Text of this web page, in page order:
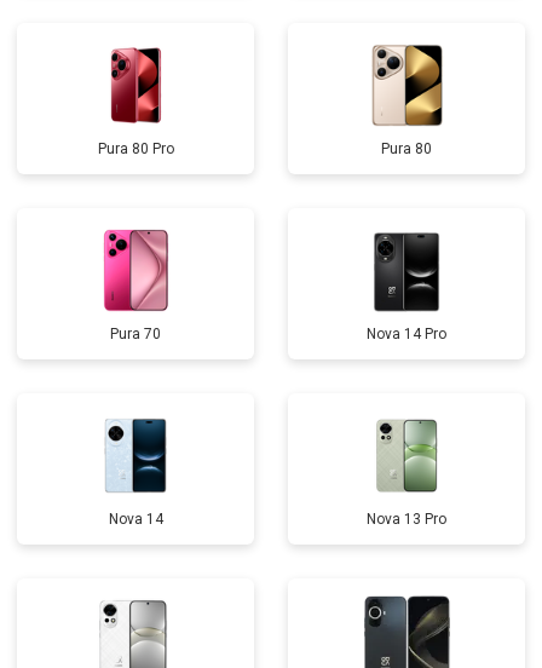
Pura 80 Pro Pura 80
Pura 70 Nova 14 Pro
Nova 14 Nova 13 Pro